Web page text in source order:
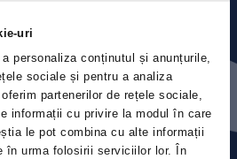
uri
personaliza conținutul și anunțurile,
sociale și pentru a analiza
partenerilor de rețele sociale,
informații cu privire la modul în care
le pot combina cu alte informații
în urma folosirii serviciilor lor. În